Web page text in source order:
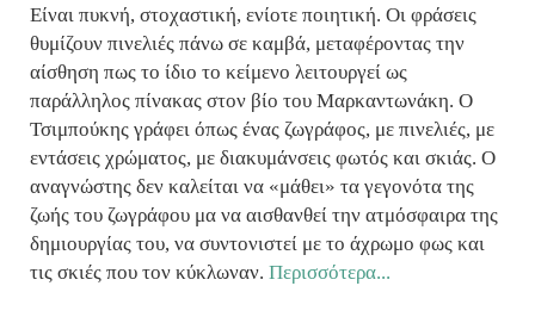
Είναι πυκνή, στοχαστική, ενίοτε ποιητική. Οι φράσεις
θυμίζουν πινελιές πάνω σε καμβά, μεταφέροντας την
αίσθηση πως το ίδιο το κείμενο λειτουργεί ως
παράλληλος πίνακας στον βίο του Μαρκαντωνάκη. Ο
Τσιμπούκης γράφει όπως ένας ζωγράφος, με πινελιές, με
εντάσεις χρώματος, με διακυμάνσεις φωτός και σκιάς. Ο
αναγνώστης δεν καλείται να «μάθει» τα γεγονότα της
ζωής του ζωγράφου μα να αισθανθεί την ατμόσφαιρα της
δημιουργίας του, να συντονιστεί με το άχρωμο φως και
τις σκιές που τον κύκλωναν. Περισσότερα...